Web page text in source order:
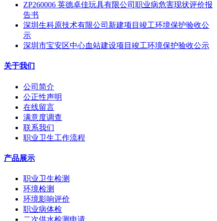
ZP260006 英德卓佳玩具有限公司职业病危害现状评价报
告书
深圳生科原技术有限公司新建项目竣工环境保护验收公
示
深圳市宝安区中心血站建设项目竣工环境保护验收公示
关于我们
公司简介
公正性声明
在线留言
满意度调查
联系我们
职业卫生工作流程
产品展示
职业卫生检测
环境检测
环境影响评价
职业病体检